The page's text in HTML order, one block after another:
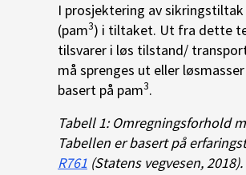
I prosjektering av
(pam3) i tiltaket. Ut fra dette
tilsvarer i løs tilstand/
må sprenges ut eller
basert på pam3.
Tabell 1: Omregningsforhold
Tabellen er basert på
R761 (Statens vegvesen,